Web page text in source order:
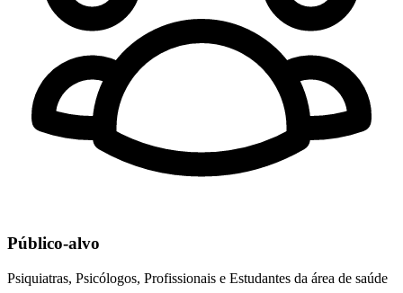
Público-alvo
Psiquiatras, Psicólogos, Profissionais e Estudantes da área de saúde